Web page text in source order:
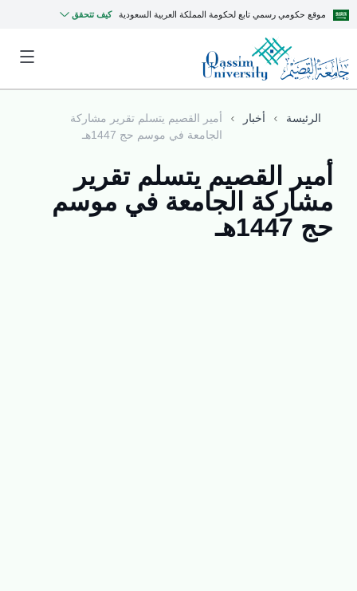
موقع حكومي رسمي تابع لحكومة المملكة العربية السعودية كيف تتحقق
الرئيسة أخبار
أمير القصيم يتسلم تقرير مشاركة
الجامعة في موسم حج 1447هـ
أمير القصيم يتسلم تقرير
مشاركة الجامعة في موسم
حج 1447هـ